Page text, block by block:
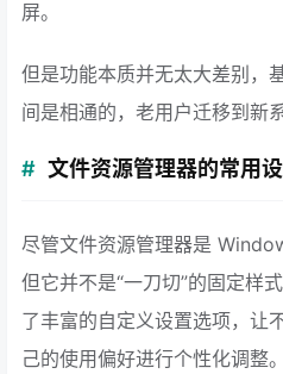
屏。
但是功能本质并无太大差别，
间是相通的，老用户迁移到新
文件资源管理器的常用
尽管文件资源管理器是
但它并不是“一刀切”的固定样
了丰富的自定义设置选项，让
己的使用偏好进行个性化调整